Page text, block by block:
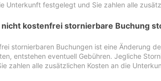
Unterkunft festgelegt und Sie zahlen alle
nicht kostenfrei stornierbare Buchung
stornierbaren Buchungen ist eine Änderung
entstehen eventuell Gebühren. Jegliche
zahlen alle zusätzlichen Kosten an die